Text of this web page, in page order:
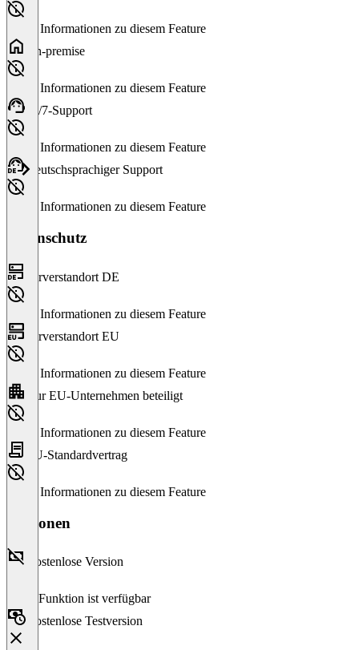
Keine Informationen zu diesem Feature
On-premise
Keine Informationen zu diesem Feature
24/7-Support
Keine Informationen zu diesem Feature
Deutschsprachiger Support
Keine Informationen zu diesem Feature
Datenschutz
Serverstandort DE
Keine Informationen zu diesem Feature
Serverstandort EU
Keine Informationen zu diesem Feature
Nur EU-Unternehmen beteiligt
Keine Informationen zu diesem Feature
EU-Standardvertrag
Keine Informationen zu diesem Feature
Versionen
Kostenlose Version
Diese Funktion ist verfügbar
Kostenlose Testversion